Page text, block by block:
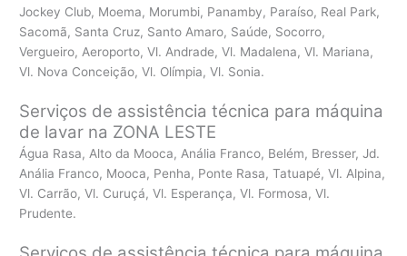
Jockey Club, Moema, Morumbi, Panamby, Paraíso, Real Park,
Sacomã, Santa Cruz, Santo Amaro, Saúde, Socorro,
Vergueiro, Aeroporto, Vl. Andrade, Vl. Madalena, Vl. Mariana,
Vl. Nova Conceição, Vl. Olímpia, Vl. Sonia.
Serviços de assistência técnica para máquina
de lavar na ZONA LESTE
Água Rasa, Alto da Mooca, Anália Franco, Belém, Bresser, Jd.
Anália Franco, Mooca, Penha, Ponte Rasa, Tatuapé, Vl. Alpina,
Vl. Carrão, Vl. Curuçá, Vl. Esperança, Vl. Formosa, Vl.
Prudente.